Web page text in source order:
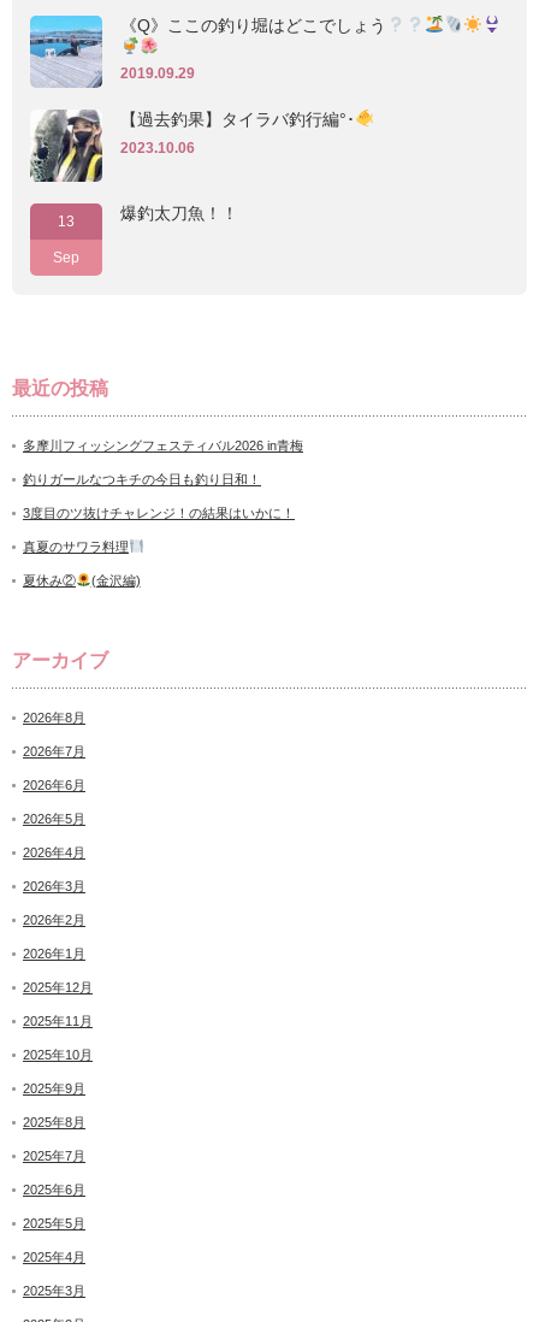
《Q》ここの釣り堀はどこでしょう
2019.09.29
【過去釣果】タイラバ釣行編°･
2023.10.06
13
Sep
爆釣太刀魚！！
最近の投稿
多摩川フィッシングフェスティバル2026 in青梅
釣りガールなつキチの今日も釣り日和！
3度目のツ抜けチャレンジ！の結果はいかに！
真夏のサワラ料理
夏休み② (金沢編)
アーカイブ
2026年8月
2026年7月
2026年6月
2026年5月
2026年4月
2026年3月
2026年2月
2026年1月
2025年12月
2025年11月
2025年10月
2025年9月
2025年8月
2025年7月
2025年6月
2025年5月
2025年4月
2025年3月